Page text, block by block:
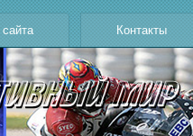
сайта Контакты